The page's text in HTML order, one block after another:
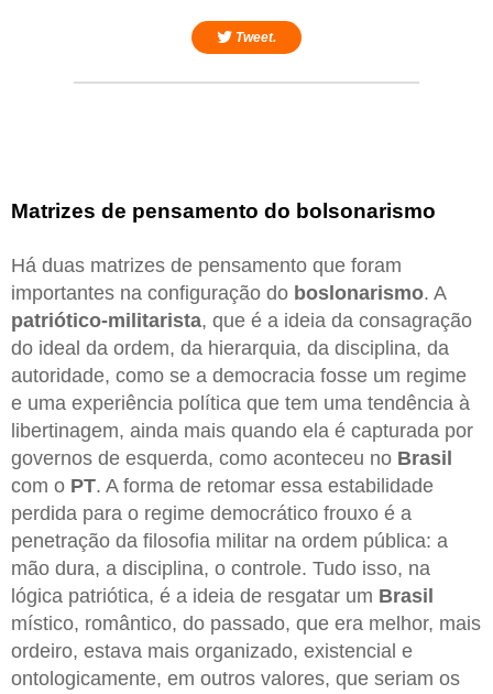
Tweet.
Matrizes de pensamento do bolsonarismo
Há duas matrizes de pensamento que foram
importantes na configuração do boslonarismo. A
patriótico-militarista, que é a ideia da consagração
do ideal da ordem, da hierarquia, da disciplina, da
autoridade, como se a democracia fosse um regime
e uma experiência política que tem uma tendência à
libertinagem, ainda mais quando ela é capturada por
governos de esquerda, como aconteceu no Brasil
com o PT. A forma de retomar essa estabilidade
perdida para o regime democrático frouxo é a
penetração da filosofia militar na ordem pública: a
mão dura, a disciplina, o controle. Tudo isso, na
lógica patriótica, é a ideia de resgatar um Brasil
místico, romântico, do passado, que era melhor, mais
ordeiro, estava mais organizado, existencial e
ontologicamente, em outros valores, que seriam os